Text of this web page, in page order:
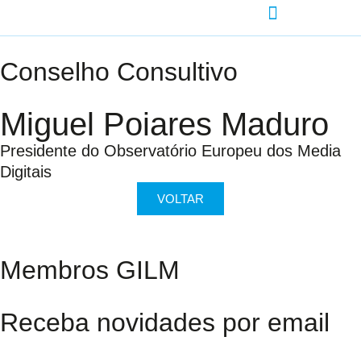
Conselho Consultivo
Miguel Poiares Maduro
Presidente do Observatório Europeu dos Media
Digitais
VOLTAR
Membros GILM
Receba novidades por email